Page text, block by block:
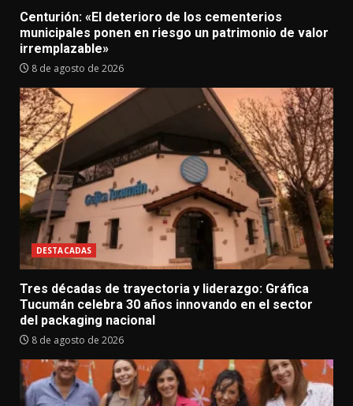
Centurión: «El deterioro de los cementerios
municipales ponen en riesgo un patrimonio de valor
irremplazable»
8 de agosto de 2026
DESTACADAS
Tres décadas de trayectoria y liderazgo: Gráfica
Tucumán celebra 30 años innovando en el sector
del packaging nacional
8 de agosto de 2026